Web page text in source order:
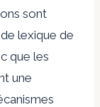
sont
lexique de
que les
une